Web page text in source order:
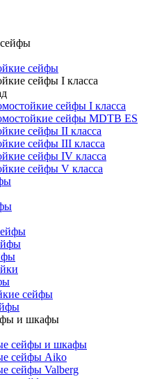
сейфы
сейфы I класса
сейфы I класса
сейфы MDTB ES
сейфы II класса
сейфы III класса
сейфы IV класса
сейфы V класса
сейфы
и шкафы
сейфы и шкафы
сейфы Aiko
сейфы Valberg